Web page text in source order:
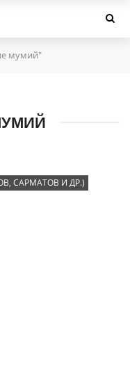
мумий"
САРМАТОВ И ДР.)